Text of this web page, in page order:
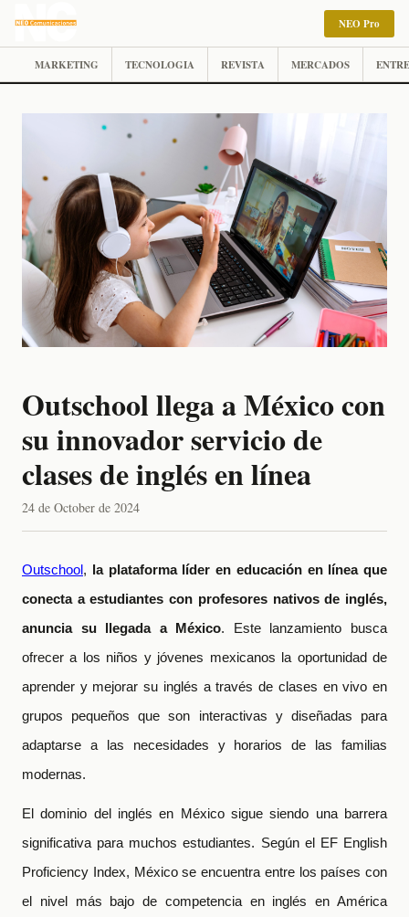
NEO Pro
MARKETING TECNOLOGIA REVISTA MERCADOS
Outschool llega a México con
su innovador servicio de
clases de inglés en línea
24 de October de 2024
Outschool, la plataforma líder en educación en línea que
conecta a estudiantes con profesores nativos de inglés,
anuncia su llegada a México. Este lanzamiento busca
ofrecer a los niños y jóvenes mexicanos la oportunidad de
aprender y mejorar su inglés a través de clases en vivo en
grupos pequeños que son interactivas y diseñadas para
adaptarse a las necesidades y horarios de las familias
modernas.
El dominio del inglés en México sigue siendo una barrera
significativa para muchos estudiantes. Según el EF English
Proficiency Index, México se encuentra entre los países con
el nivel más bajo de competencia en inglés en América